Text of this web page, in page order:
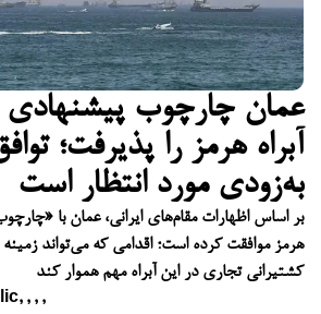
عمان چارچوب پیشنهادی
آبراه هرمز را پذیرفت؛
به‌زودی مورد انتظار است
بر اساس اظهارات مقام‌های ایرانی، عمان با
هرمز موافقت کرده است؛ اقدامی که می‌تواند
کشتیرانی تجاری در این آبراه مهم هموار کند
, , , ,